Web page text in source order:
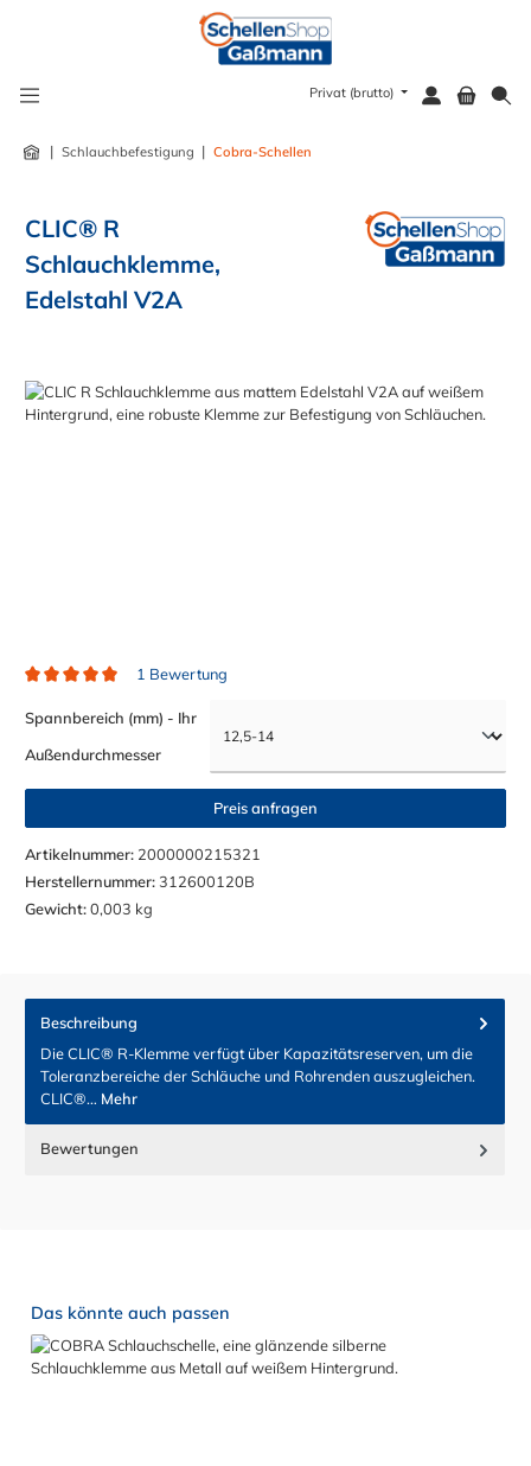
Privat (brutto)
| Schlauchbefestigung | Cobra-Schellen
CLIC® R
Schlauchklemme,
Edelstahl V2A
Bildergalerie überspringen
1 Bewertung
Spannbereich (mm) - Ihr
Außendurchmesserauswählen
Preis anfragen
Artikelnummer: 2000000215321
Herstellernummer: 312600120B
Gewicht:0,003 kg
Beschreibung
Die CLIC® R-Klemme verfügt über Kapazitätsreserven, um die
Toleranzbereiche der Schläuche und Rohrenden auszugleichen.
CLIC®… Mehr
Bewertungen
Produktgalerie überspringen
Das könnte auch passen